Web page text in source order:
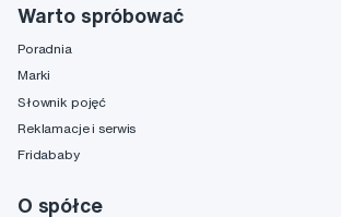
Warto spróbować
Poradnia
Marki
Słownik pojęć
Reklamacje i serwis
Fridababy
O spółce